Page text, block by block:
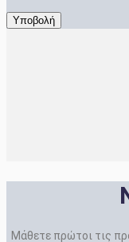
Μάθετε πρώτοι τις